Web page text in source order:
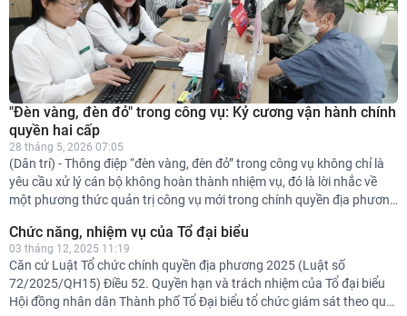
"Đèn vàng, đèn đỏ" trong công vụ: Kỷ cương vận hành chính
quyền hai cấp
28 tháng 5, 2026 07:05
(Dân trí) - Thông điệp “đèn vàng, đèn đỏ” trong công vụ không chỉ là
yêu cầu xử lý cán bộ không hoàn thành nhiệm vụ, đó là lời nhắc về
một phương thức quản trị công vụ mới trong chính quyền địa phương
Chức năng, nhiệm vụ của Tổ đại biểu
03 tháng 12, 2025 11:19
Căn cứ Luật Tổ chức chính quyền địa phương 2025 (Luật số
72/2025/QH15) Điều 52. Quyền hạn và trách nhiệm của Tổ đại biểu
Hội đồng nhân dân Thành phố Tổ Đại biểu tổ chức giám sát theo quy